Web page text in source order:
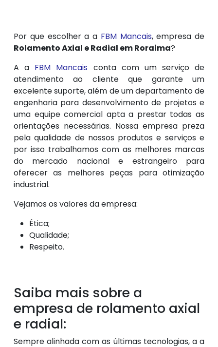
Por que escolher a a FBM Mancais, empresa de
Rolamento Axial e Radial em Roraima?
A a FBM Mancais conta com um serviço de
atendimento ao cliente que garante um
excelente suporte, além de um departamento de
engenharia para desenvolvimento de projetos e
uma equipe comercial apta a prestar todas as
orientações necessárias. Nossa empresa preza
pela qualidade de nossos produtos e serviços e
por isso trabalhamos com as melhores marcas
do mercado nacional e estrangeiro para
oferecer as melhores peças para otimização
industrial.
Vejamos os valores da empresa:
Ética;
Qualidade;
Respeito.
Saiba mais sobre a
empresa de rolamento axial
e radial:
Sempre alinhada com as últimas tecnologias, a a